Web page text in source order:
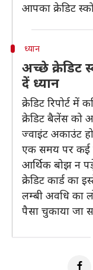
आपका क्रेडिट
ध्यान
अच्छे क्रेडिट
दें ध्यान
क्रेडिट रिपोर्ट में
क्रेडिट बैलेंस को
ज्वाइंट अकाउंट
एक समय पर कई
आर्थिक बोझ न
क्रेडिट कार्ड का
लम्बी अवधि का
पैसा चुकाया जा